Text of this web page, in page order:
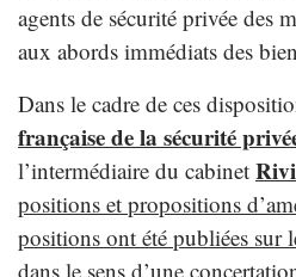
agents de sécurité privée des
aux abords immédiats des
Dans le cadre de ces
française de la sécurité
l’intermédiaire du cabinet
positions et propositions
positions ont été publiées sur
dans le sens d’une